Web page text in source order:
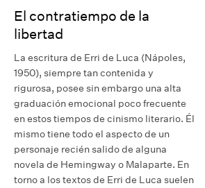
El contratiempo de la
libertad
La escritura de Erri de Luca (Nápoles,
1950), siempre tan contenida y
rigurosa, posee sin embargo una alta
graduación emocional poco frecuente
en estos tiempos de cinismo literario. Él
mismo tiene todo el aspecto de un
personaje recién salido de alguna
novela de Hemingway o Malaparte. En
torno a los textos de Erri de Luca suelen